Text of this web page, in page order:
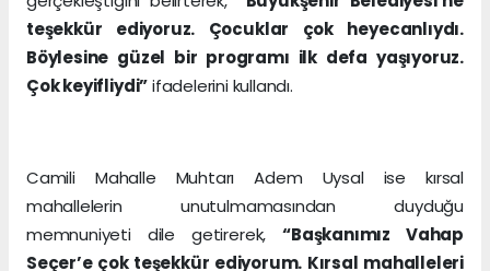
teşekkür ediyoruz. Çocuklar çok heyecanlıydı.
Böylesine güzel bir programı ilk defa yaşıyoruz.
Çok keyifliydi”ifadelerini kullandı.
Camili Mahalle Muhtarı Adem Uysal ise kırsal
mahallelerin unutulmamasından duyduğu
memnuniyeti dile getirerek,“Başkanımız Vahap
Seçer’e çok teşekkür ediyorum. Kırsal mahalleleri